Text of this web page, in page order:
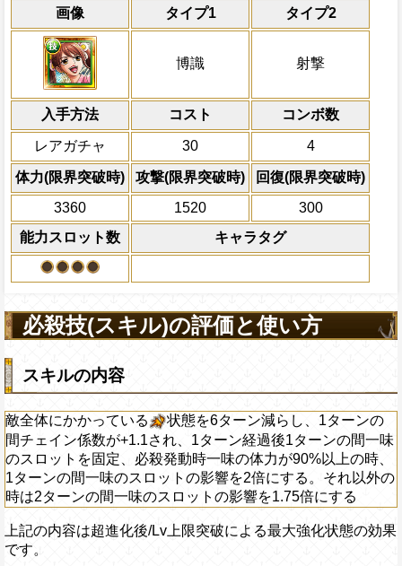
画像 タイプ1 タイプ2
博識 射撃
入手方法 コスト コンボ数
レアガチャ 30 4
体力(限界突破時) 攻撃(限界突破時)
回復(限界突破時)
3360
1520
300
能力スロット数
キャラタグ
通常 19→13ターン
限界突破
通常時
敵全体にかかっている
状態を6ターン
一味のスロットを固定、必殺発動時一味
の時、1ターンの間一味のスロットの影
れ以外の時は2ターンの間一味のスロット
上限突破
共闘性能
船長効果
冒険開始時の必殺タ
キャラの攻撃を
にし、他の属性キャ
必殺技
ターン数：10
全ての防御効果・防
外のダメージを1にす
て敵全体に200万ダメ
プレイヤーの一味の
属性スロットに変換
ーンを2短縮する
2ターンの間敵全体の
効果
速属性から受けるダメージを5%減らし、
と基礎回復力の10%をサポート対象キャ
礎回復力に上乗せする
対象
おでん トキ 日和 モモの助 錦えもん 傳ジ
アシュラ童子 河松 イゾウ
力
習得する効果
自分がPERFECT攻撃成功で自分の
ターンも継続する
射撃と博識タイプキャラは[技][連]
になる
攻撃開始前体力が50%以上で、自分
のバリアを無視する
前のターンの攻撃時から、一味が攻
復量が3000以上の時、自分の基礎攻
る/腹ペコ状態を2減らす
通常時
冒険開始時の必殺ターンを1短縮し技属性
倍、体力を1.2倍にする
必殺技(スキル)の評価と使い方
スキルの内容
敵全体にかかっている
状態を6ターン減らし、1ターンの
間チェイン係数が+1.1され、1ターン経過後1ターンの間一味
のスロットを固定、必殺発動時一味の体力が90%以上の時、
1ターンの間一味のスロットの影響を2倍にする。それ以外の
時は2ターンの間一味のスロットの影響を1.75倍にする
上記の内容は超進化後/Lv上限突破による最大強化状態の効果
です。